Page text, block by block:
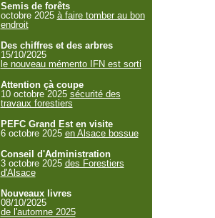
Semis de forêts
octobre 2025 à faire tomber au bon
endroit
Des chiffres et des arbres
15/10/2025
le nouveau mémento IFN est sorti
Attention çà coupe
10 octobre 2025 sécurité des
travaux forestiers
PEFC Grand Est en visite
6 octobre 2025 en Alsace bossue
Conseil d'Administration
3 octobre 2025 des Forestiers
d'Alsace
Nouveaux livres
08/10/2025
de l'automne 2025